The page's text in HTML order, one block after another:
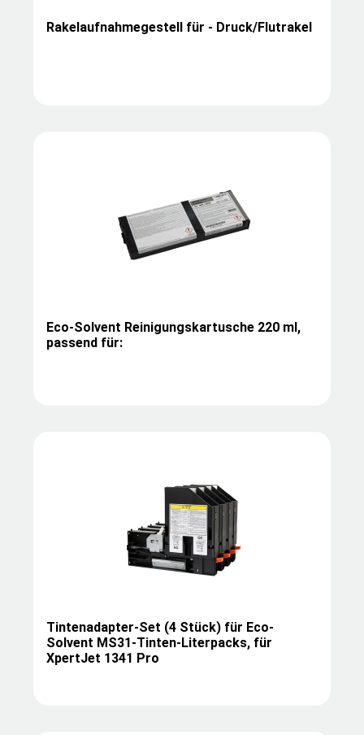
Rakelaufnahmegestell für - Druck/Flutrakel
Eco-Solvent Reinigungskartusche 220 ml,
passend für:
Tintenadapter-Set (4 Stück) für Eco-
Solvent MS31-Tinten-Literpacks, für
XpertJet 1341 Pro